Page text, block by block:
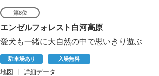
第8位
エンゼルフォレスト白河高原
愛犬も一緒に大自然の中で思いきり遊ぶ
駐車場あり 入場無料
地図
詳細データ